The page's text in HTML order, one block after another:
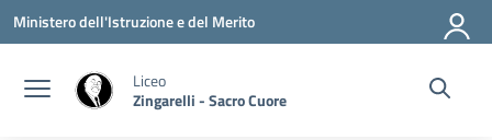
Vai ai contenuti
Vai al menu di navigazione
Vai al footer
Ministero dell'Istruzione e del Merito
Liceo
Zingarelli - Sacro Cuore